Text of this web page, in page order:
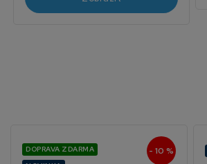
DOPRAVA ZDARMA
- 10 %